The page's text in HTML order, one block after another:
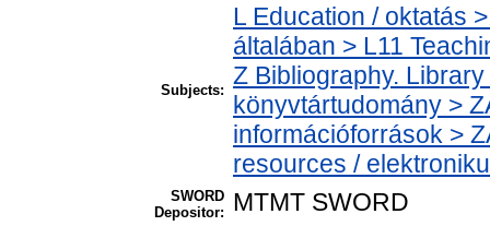
Subjects:
L Education / oktatás
általában > L11
Z Bibliography.
könyvtártudomány >
információforrások >
resources /
SWORD
Depositor:
MTMT SWORD